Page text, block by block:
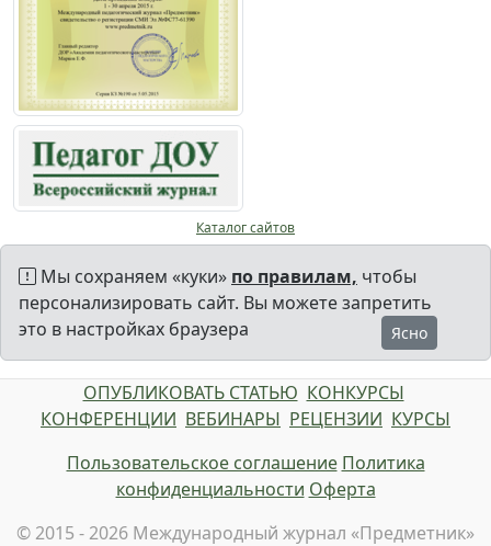
Каталог сайтов
Мы сохраняем «куки» по правилам, чтобы
персонализировать сайт. Вы можете запретить
это в настройках браузера
Ясно
ОПУБЛИКОВАТЬ СТАТЬЮ КОНКУРСЫ
КОНФЕРЕНЦИИ ВЕБИНАРЫ РЕЦЕНЗИИ КУРСЫ
Пользовательское соглашение Политика
конфиденциальности Оферта
© 2015 - 2026 Международный журнал «Предметник»